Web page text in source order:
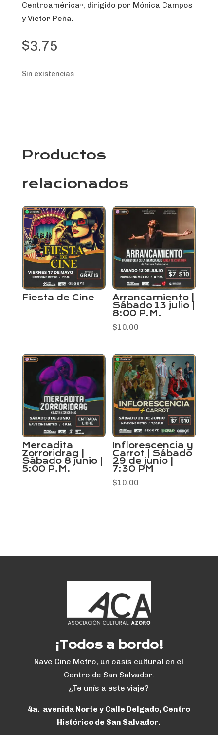
Centroamérica», dirigido por Mónica Campos
y Victor Peña.
$3.75
Sin existencias
Productos
relacionados
Fiesta de Cine
Arrancamiento |
Sábado 13 julio |
8:00 P.M.
$10.00
Mercadita
Zorroridrag |
Sábado 8 junio |
5:00 P.M.
Inflorescencia y
Carrot | Sábado
29 de junio |
7:30 PM
$10.00
¡Todos a bordo!
Nave Cine Metro, un oasis cultural en el
Centro de San Salvador.
¿Te unís a este viaje?
4a. avenida Norte y Calle Delgado, Centro
Histórico de San Salvador.